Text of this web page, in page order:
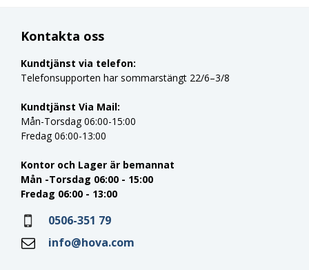
Kontakta oss
Kundtjänst via telefon:
Telefonsupporten har sommarstängt 22/6–3/8
Kundtjänst Via Mail:
Mån-Torsdag 06:00-15:00
Fredag 06:00-13:00
Kontor och Lager är bemannat
Mån -Torsdag 06:00 - 15:00
Fredag 06:00 - 13:00
0506-351 79
info@hova.com